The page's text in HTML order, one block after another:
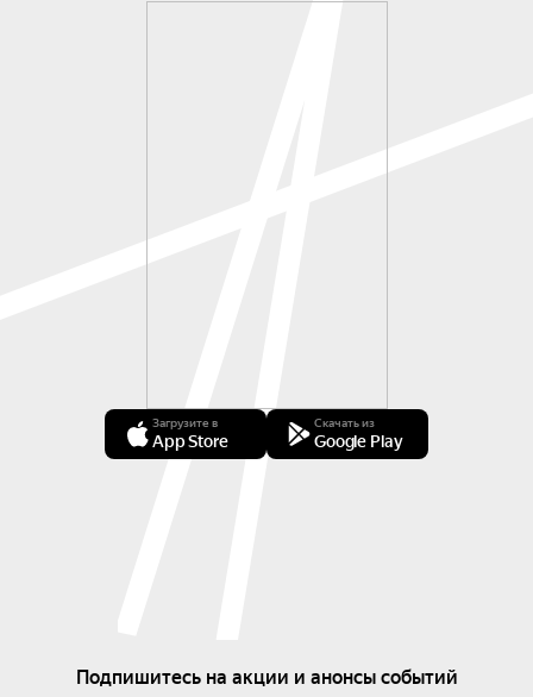
Загрузите в
App Store
Скачать из
Google Play
Подпишитесь на акции и анонсы событий